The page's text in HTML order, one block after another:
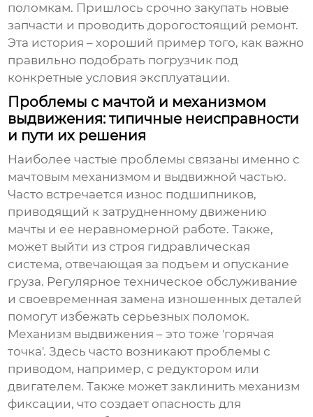
поломкам. Пришлось срочно закупать новые
запчасти и проводить дорогостоящий ремонт.
Эта история – хороший пример того, как важно
правильно подобрать погрузчик под
конкретные условия эксплуатации.
Проблемы с мачтой и механизмом
выдвижения: типичные неисправности
и пути их решения
Наиболее частые проблемы связаны именно с
мачтовым механизмом и выдвижной частью.
Часто встречается износ подшипников,
приводящий к затрудненному движению
мачты и ее неравномерной работе. Также,
может выйти из строя гидравлическая
система, отвечающая за подъем и опускание
груза. Регулярное техническое обслуживание
и своевременная замена изношенных деталей
помогут избежать серьезных поломок.
Механизм выдвижения – это тоже 'горячая
точка'. Здесь часто возникают проблемы с
приводом, например, с редуктором или
двигателем. Также может заклинить механизм
фиксации, что создает опасность для